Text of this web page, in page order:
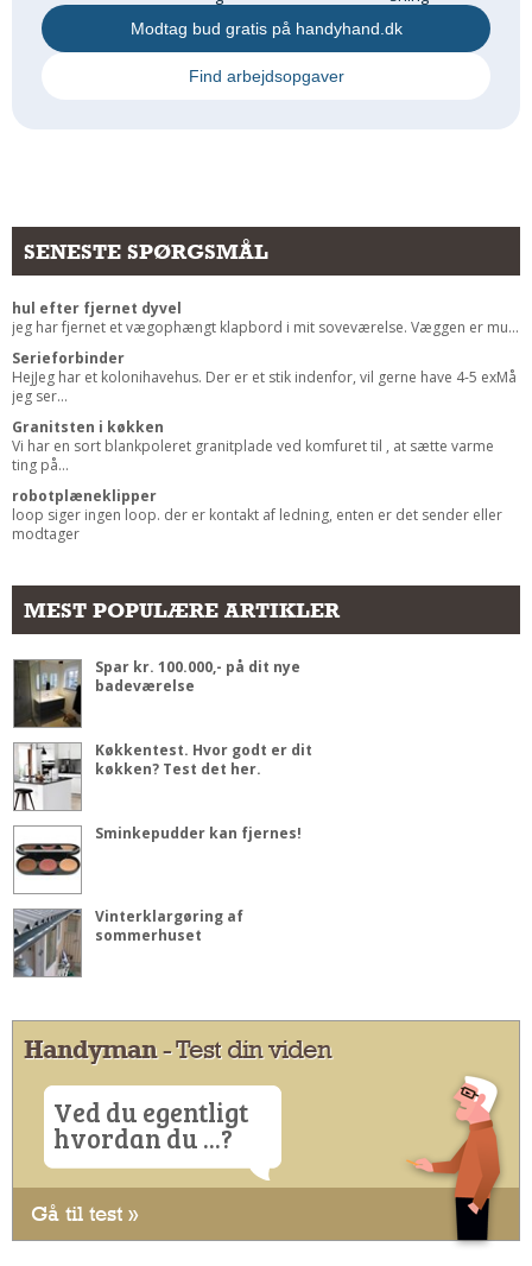
Båd
GARTNER
Andet
RENGØRING
Rengøring Af Overflader
Pletleksikon
Modtag bud gratis på handyhand.dk
Find arbejdsopgaver
SENESTE SPØRGSMÅL
hul efter fjernet dyvel
jeg har fjernet et vægophængt klapbord i mit soveværelse. Væggen er mu...
Serieforbinder
HejJeg har et kolonihavehus. Der er et stik indenfor, vil gerne have 4-5 exMå
jeg ser...
Granitsten i køkken
Vi har en sort blankpoleret granitplade ved komfuret til , at sætte varme
ting på...
robotplæneklipper
loop siger ingen loop. der er kontakt af ledning, enten er det sender eller
modtager
MEST POPULÆRE ARTIKLER
Spar kr. 100.000,- på dit nye
badeværelse
Køkkentest. Hvor godt er dit
køkken? Test det her.
Sminkepudder kan fjernes!
Vinterklargøring af
sommerhuset
Handyman- Test din viden
Ved du egentligt
hvordan du ...?
Gå til test »